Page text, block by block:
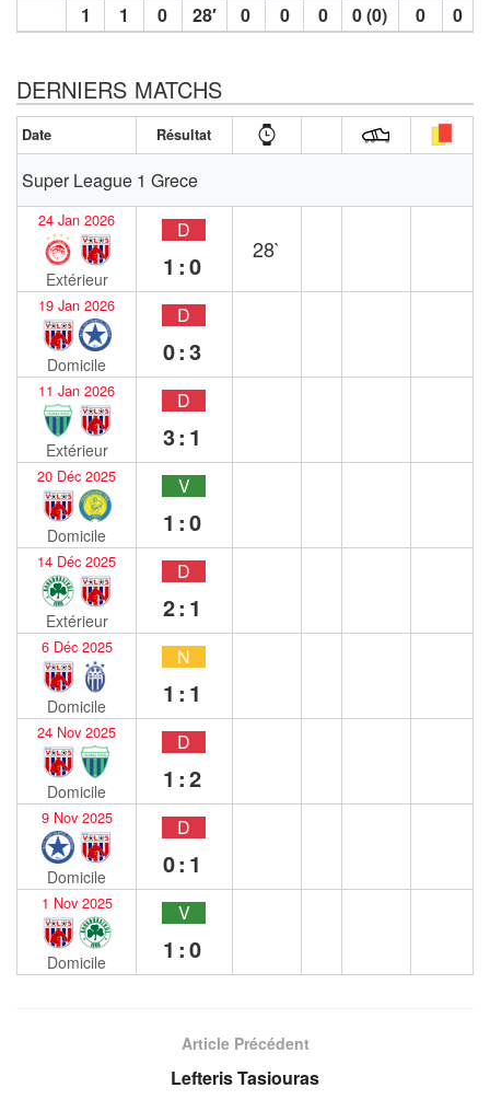
1
1 0 28′ 0 0 0 0 (0) 0 0
DERNIERS MATCHS
Date Résultat
Super League 1 Grece
24 Jan 2026
Extérieur
D
1:0
28`
19 Jan 2026
Domicile
D
0:3
11 Jan 2026
Extérieur
D
3:1
20 Déc 2025
Domicile
V
1:0
14 Déc 2025
Extérieur
D
2:1
6 Déc 2025
Domicile
N
1:1
24 Nov 2025
Domicile
D
1:2
9 Nov 2025
Domicile
D
0:1
1 Nov 2025
Domicile
V
1:0
Article Précédent
Lefteris Tasiouras